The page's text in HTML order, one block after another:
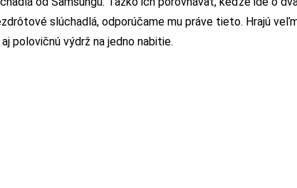
slúchadlá, odporúčame mu práve tieto. Hrajú
polovičnú výdrž na jedno nabitie.